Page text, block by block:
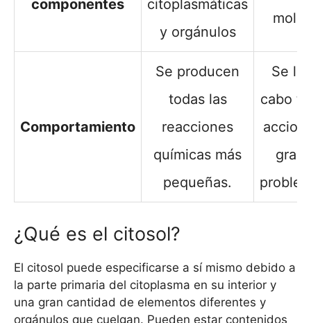
componentes
citoplasmáticas
y orgánulos
Comportamiento
Se producen
todas las
reacciones
químicas más
pequeñas.
Se
cabo
¿Qué es el citosol?
El citosol puede especificarse a sí mismo debido a
la parte primaria del citoplasma en su interior y
una gran cantidad de elementos diferentes y
orgánulos que cuelgan. Pueden estar contenidos